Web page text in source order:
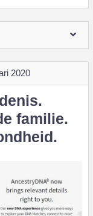
2020
familie.